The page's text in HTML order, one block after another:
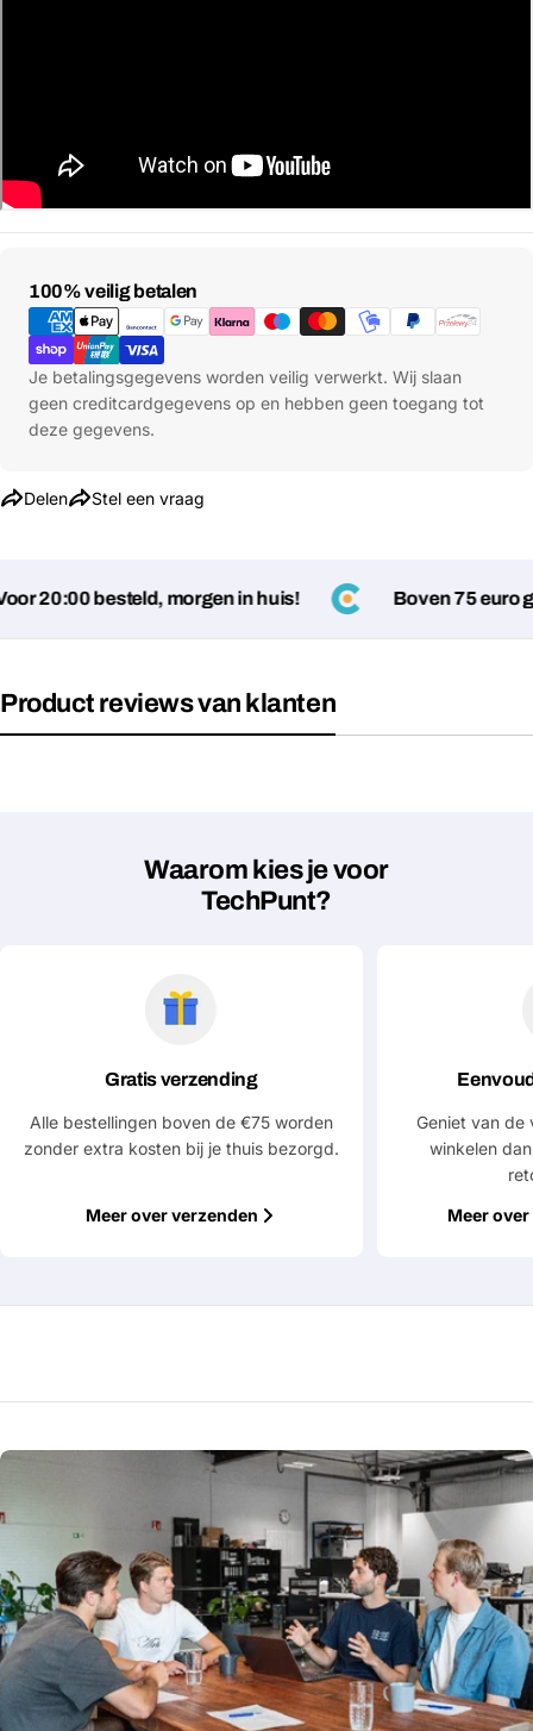
100% veilig betalen
Betaalmethoden
Je betalingsgegevens worden veilig verwerkt. Wij slaan
geen creditcardgegevens op en hebben geen toegang tot
deze gegevens.
Delen
Deel dit product
Delen
Stel een vraag
Jouw
naam
Jouw
email
Jouw
Jouw
bericht
Velden gemarkeerd met * zijn verplicht
20:00 besteld, morgen in huis! Boven 75 euro
Product reviews van klanten
Waarom kies je voor
TechPunt?
Gratis verzending
Alle bestellingen boven de €75 worden
zonder extra kosten bij je thuis bezorgd.
Meer over verzenden
Geniet van de
winkelen
Meer